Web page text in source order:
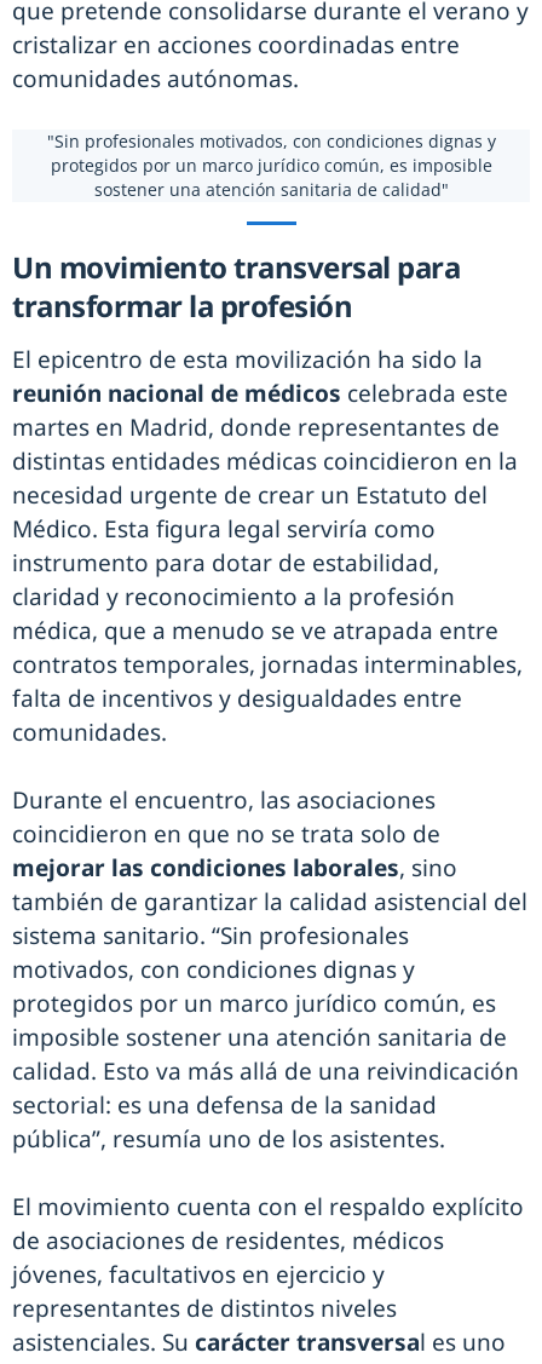
que pretende consolidarse durante el verano y
cristalizar en acciones coordinadas entre
comunidades autónomas.
"Sin profesionales motivados, con condiciones dignas y
protegidos por un marco jurídico común, es imposible
sostener una atención sanitaria de calidad"
Un movimiento transversal para
transformar la profesión
El epicentro de esta movilización ha sido la
reunión nacional de médicos celebrada este
martes en Madrid, donde representantes de
distintas entidades médicas coincidieron en la
necesidad urgente de crear un Estatuto del
Médico. Esta figura legal serviría como
instrumento para dotar de estabilidad,
claridad y reconocimiento a la profesión
médica, que a menudo se ve atrapada entre
contratos temporales, jornadas interminables,
falta de incentivos y desigualdades entre
comunidades.
Durante el encuentro, las asociaciones
coincidieron en que no se trata solo de
mejorar las condiciones laborales, sino
también de garantizar la calidad asistencial del
sistema sanitario. “Sin profesionales
motivados, con condiciones dignas y
protegidos por un marco jurídico común, es
imposible sostener una atención sanitaria de
calidad. Esto va más allá de una reivindicación
sectorial: es una defensa de la sanidad
pública”, resumía uno de los asistentes.
El movimiento cuenta con el respaldo explícito
de asociaciones de residentes, médicos
jóvenes, facultativos en ejercicio y
representantes de distintos niveles
asistenciales. Su carácter transversal es uno